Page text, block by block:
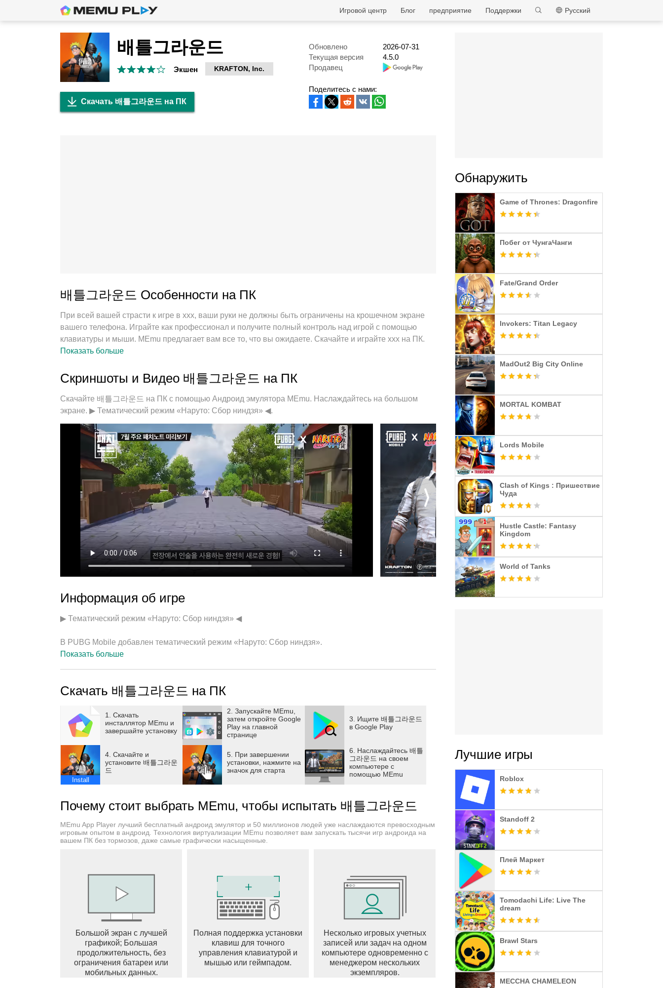
MEmu
Pусский
Поддержки
предприятие
Блог
Игровой центр
배틀그라운드
Экшен KRAFTON, Inc.
Обновлено
2026-07-31
Текущая версия
4.5.0
Продавец
Скачать 배틀그라운드 на ПК
Поделитесь с нами:
배틀그라운드 Особенности на ПК
При всей вашей страсти к игре в ххх, ваши руки не должны быть ограничены на крошечном экране
вашего телефона. Играйте как профессионал и получите полный контроль над игрой с помощью
клавиатуры и мыши. MEmu предлагает вам все то, что вы ожидаете. Скачайте и играйте ххх на ПК.
Играйте сколько угодно, никаких ограничений по батарее, мобильным данным и звонкам.
предустановки клавиш, ххх превращается в настоящую игру для ПК. Менеджер нескольких
экземпляров делает возможным игру с двумя или более учетными записями на одном устройстве. И
самое главное, наш эксклюзивный механизм эмуляции может полностью раскрыть потенциал вашего
ПК, сделать все гладко. Нам важно не только то, как вы играете, но и весь процесс наслаждения
игровым счастьем.
Показать больше
Скриншоты и Видео 배틀그라운드 на ПК
Скачайте 배틀그라운드 на ПК с помощью Андроид эмулятора MEmu. Наслаждайтесь на большом
экране. ▶ Тематический режим «Наруто: Сбор ниндзя» ◀.
Информация об игре
▶ Тематический режим «Наруто: Сбор ниндзя» ◀
В PUBG Mobile добавлен тематический режим «Наруто: Сбор ниндзя».
Листа и арена финала экзамена на чунина.
Кроме того, вы можете использовать различные техники ниндзюцу, включая Расенган, технику
Летящего Бога Грома и Чидори.
Станьте лучшим ниндзя в этом тематическом режиме вместе с Наруто!
Девятихвостого, чтобы получить Мантию Хвостатого Зверя; её использование на короткое время
восстановит полную чакру и увеличит скорость восстановления.
В этой области все игроки должны объединить усилия, чтобы защитить Деревню Листа от
Девятихвостого. Победите Девятихвостого Лиса в течение отведённого времени и защитите
▶ Корректировка баланса оружия ◀
Была скорректирована балансировка ACE32 и некоторых пистолетов-пулемётов.
Показать больше
Скачать 배틀그라운드 на ПК
1. Скачать
инсталлятор MEmu и
завершайте установку
2. Запускайте MEmu,
затем откройте Google
Play на главной
странице
3. Ищите 배틀그라운드
в Google Play
Install
4. Скачайте и
установите 배틀그라운
드
5. При завершении
установки, нажмите на
значок для старта
6. Наслаждайтесь 배틀
그라운드 на своем
компьютере с
помощью MEmu
Почему стоит выбрать MEmu, чтобы испытать 배틀그라운드
MEmu App Player лучший бесплатный андроид эмулятор и 50 миллионов людей уже наслаждаются превосходным
игровым опытом в андроид. Технология виртуализации MEmu позволяет вам запускать тысячи игр андроида на
вашем ПК без тормозов, даже самые графически насыщенные.
Большой экран с лучшей
графикой; Большая
продолжительность, без
ограничения батареи или
мобильных данных.
Полная поддержка установки
клавиш для точного
управления клавиатурой и
мышью или геймпадом.
Несколько игровых учетных
записей или задач на одном
компьютере одновременно с
менеджером нескольких
экземпляров.
Обнаружить
Game of Thrones: Dragonfire
Побег от ЧунгаЧанги
Fate/Grand Order
Invokers: Titan Legacy
MadOut2 Big City Online
MORTAL KOMBAT
Lords Mobile
Clash of Kings : Пришествие
Чуда
Hustle Castle: Fantasy
Kingdom
World of Tanks
Лучшие игры
Roblox
Standoff 2
Плей Маркет
Tomodachi Life: Live The
dream
Brawl Stars
MECCHA CHAMELEON